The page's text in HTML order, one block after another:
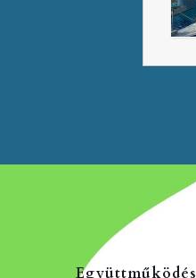
Együttműködés